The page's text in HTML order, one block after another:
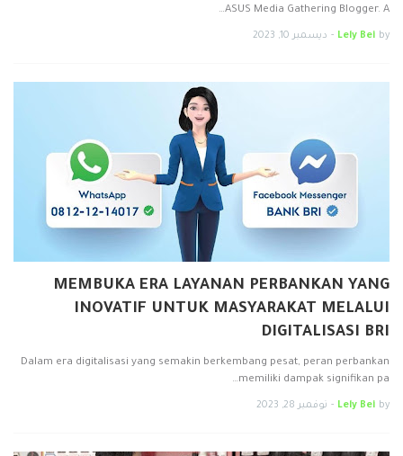
ASUS Media Gathering Blogger. A…
by
Lely Bei
- ديسمبر 10, 2023
MEMBUKA ERA LAYANAN PERBANKAN YANG
INOVATIF UNTUK MASYARAKAT MELALUI
DIGITALISASI BRI
Dalam era digitalisasi yang semakin berkembang pesat, peran perbankan
memiliki dampak signifikan pa…
by
Lely Bei
- نوفمبر 28, 2023